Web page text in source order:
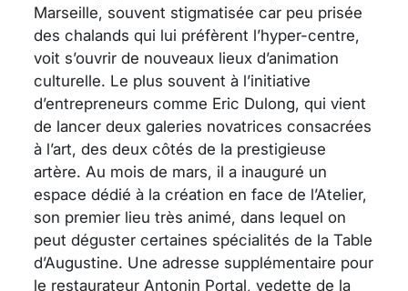
Marseille, souvent stigmatisée car peu prisée
des chalands qui lui préfèrent l’hyper-centre,
voit s’ouvrir de nouveaux lieux d’animation
culturelle. Le plus souvent à l’initiative
d’entrepreneurs comme Eric Dulong, qui vient
de lancer deux galeries novatrices consacrées
à l’art, des deux côtés de la prestigieuse
artère. Au mois de mars, il a inauguré un
espace dédié à la création en face de l’Atelier,
son premier lieu très animé, dans lequel on
peut déguster certaines spécialités de la Table
d’Augustine. Une adresse supplémentaire pour
le restaurateur Antonin Portal, vedette de la